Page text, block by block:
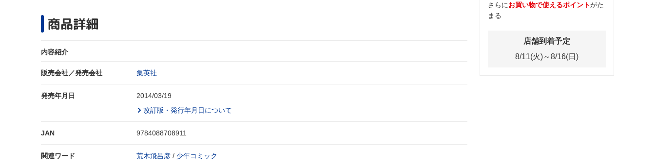
商品詳細
内容紹介
販売会社／発売会社 集英社
発売年月日
2014/03/19
改訂版・発行年月日について
JAN 9784088708911
関連ワード 荒木飛呂彦 / 少年コミック
さらにお買い物で使えるポイントがた
まる
店舗到着予定
8/11(火)～8/16(日)